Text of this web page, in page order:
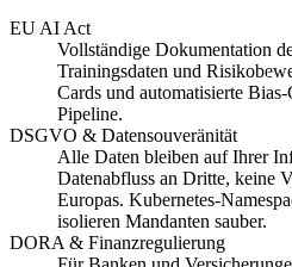
EU AI Act
Vollständige Dokumentation
Trainingsdaten und
Cards und automatisierte
Pipeline.
DSGVO & Datensouveränität
Alle Daten bleiben auf Ihrer
Datenabfluss an Dritte, keine
Europas. Kubernetes-
isolieren Mandanten sauber.
DORA & Finanzregulierung